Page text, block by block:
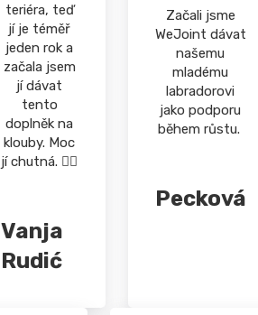
teriéra, teď
jí je téměř
jeden rok a
začala jsem
jí dávat
tento
doplněk na
klouby. Moc
jí chutná. 👍🏻
Vanja
Rudić
Začali jsme
WeJoint dávat
našemu
mladému
labradorovi
jako podporu
během růstu.
Pecková